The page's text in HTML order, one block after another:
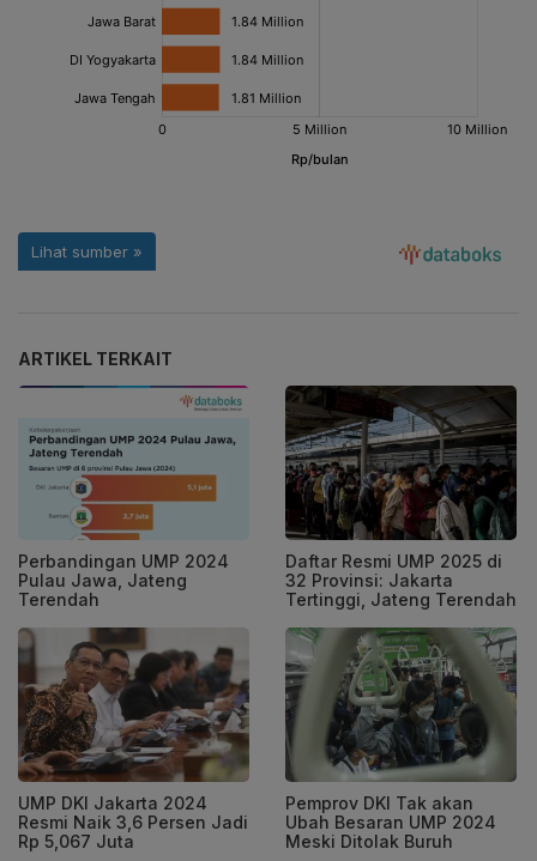
ARTIKEL TERKAIT
Perbandingan UMP 2024
Pulau Jawa, Jateng
Terendah
Daftar Resmi UMP 2025 di
32 Provinsi: Jakarta
Tertinggi, Jateng Terendah
UMP DKI Jakarta 2024
Resmi Naik 3,6 Persen Jadi
Rp 5,067 Juta
Pemprov DKI Tak akan
Ubah Besaran UMP 2024
Meski Ditolak Buruh